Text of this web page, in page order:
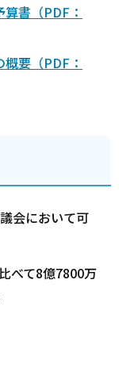
書（PDF：
要（PDF：
会において可
べて8億7800万